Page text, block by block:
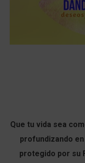
Que tu vida sea
profundizando
protegido por su